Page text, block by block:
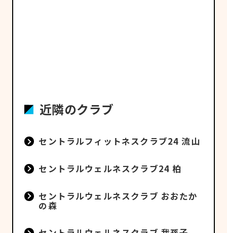
近隣のクラブ
セントラルフィットネスクラブ24 流山
セントラルウェルネスクラブ24 柏
セントラルウェルネスクラブ おおたか
の森